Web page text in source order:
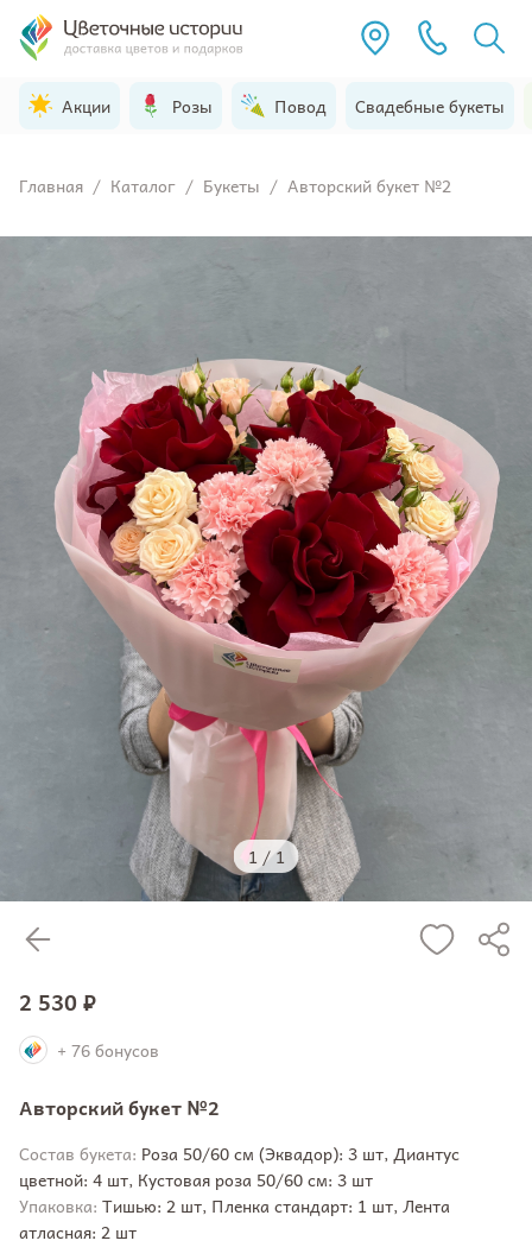
Акции Розы Повод Свадебные букеты
Главная / Каталог / Букеты / Авторский букет №2
Авторский букет №2
1 /1
Состав букета: Роза 50/60 см (Эквадор): 3 шт, Диантус
цветной: 4 шт, Кустовая роза 50/60 см: 3 шт
Упаковка: Тишью: 2 шт, Пленка стандарт: 1 шт, Лента
атласная: 2 шт
2 530 ₽
+ 76 бонусов